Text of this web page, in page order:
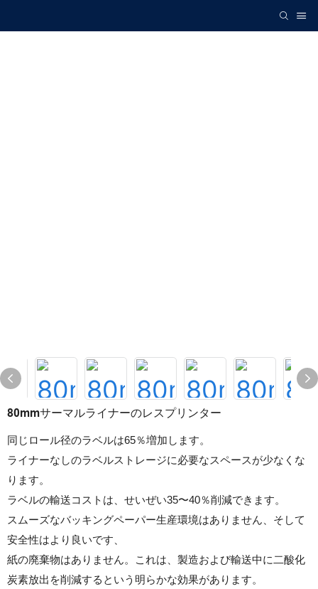
80mmサーマルライナーのレスプリンター
同じロール径のラベルは65％増加します。
ライナーなしのラベルストレージに必要なスペースが少なくな
ります。
ラベルの輸送コストは、せいぜい35〜40％削減できます。
スムーズなバッキングペーパー生産環境はありません、そして
安全性はより良いです、
紙の廃棄物はありません。これは、製造および輸送中に二酸化
炭素放出を削減するという明らかな効果があります。